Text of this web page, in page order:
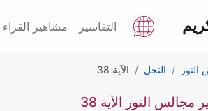
التفاسير مشاهير القراء
النحل الآية 38
النور الآية 38